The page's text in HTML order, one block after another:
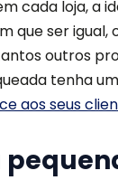
cada loja, a
que ser
outros
tenha
aos seus